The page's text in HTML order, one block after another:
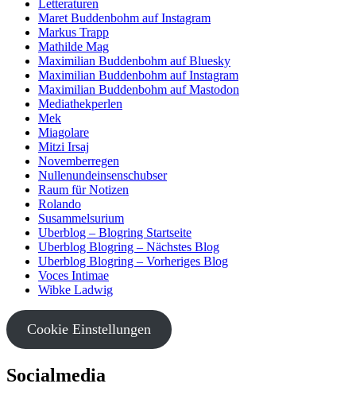
Letteraturen
Maret Buddenbohm auf Instagram
Markus Trapp
Mathilde Mag
Maximilian Buddenbohm auf Bluesky
Maximilian Buddenbohm auf Instagram
Maximilian Buddenbohm auf Mastodon
Mediathekperlen
Mek
Miagolare
Mitzi Irsaj
Novemberregen
Nullenundeinsenschubser
Raum für Notizen
Rolando
Susammelsurium
Uberblog – Blogring Startseite
Uberblog Blogring – Nächstes Blog
Uberblog Blogring – Vorheriges Blog
Voces Intimae
Wibke Ladwig
Cookie Einstellungen
Socialmedia